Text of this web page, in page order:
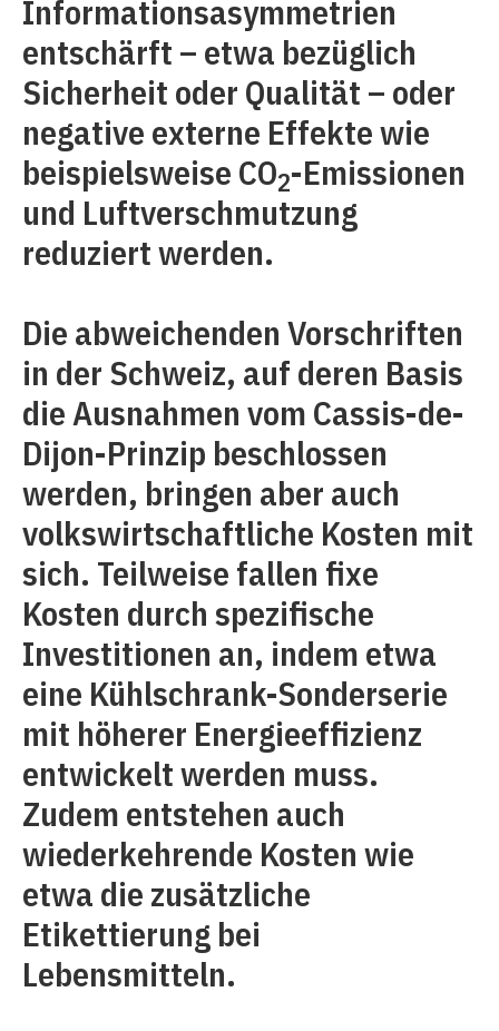
Informationsasymmetrien
entschärft – etwa bezüglich
Sicherheit oder Qualität – oder
negative externe Effekte wie
beispielsweise CO2-Emissionen
und Luftverschmutzung
reduziert werden.
Die abweichenden Vorschriften
in der Schweiz, auf deren Basis
die Ausnahmen vom Cassis-de-
Dijon-Prinzip beschlossen
werden, bringen aber auch
volkswirtschaftliche Kosten mit
sich. Teilweise fallen fixe
Kosten durch spezifische
Investitionen an, indem etwa
eine Kühlschrank-Sonderserie
mit höherer Energieeffizienz
entwickelt werden muss.
Zudem entstehen auch
wiederkehrende Kosten wie
etwa die zusätzliche
Etikettierung bei
Lebensmitteln.